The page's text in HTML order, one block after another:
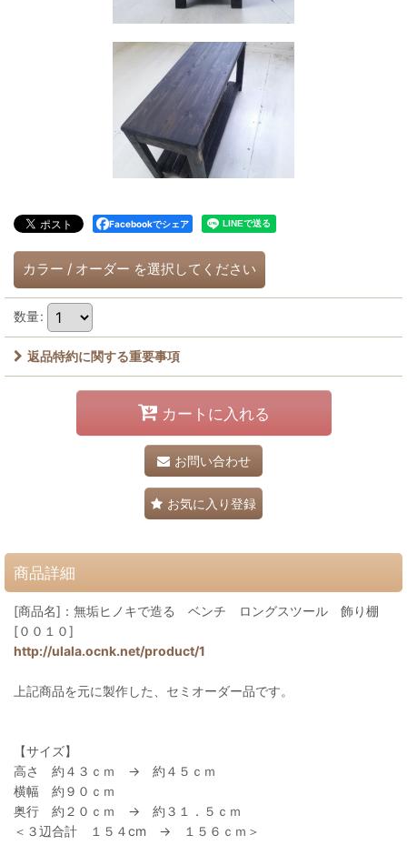
Facebookでシェア
カラー / オーダー を選択してください
数量:
返品特約に関する重要事項
カートに入れる
お問い合わせ
お気に入り登録
商品詳細
[商品名]：無垢ヒノキで造る ベンチ ロングスツール 飾り棚
[００１０]
http://ulala.ocnk.net/product/1
上記商品を元に製作した、セミオーダー品です。
【サイズ】
高さ 約４３ｃｍ → 約４５ｃｍ
横幅 約９０ｃｍ
奥行 約２０ｃｍ → 約３１．５ｃｍ
＜３辺合計 １５４cm → １５６ｃｍ＞